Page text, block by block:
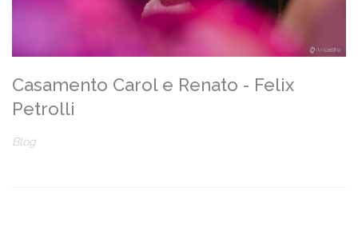
Casamento Carol e Renato - Felix
Petrolli
Blog